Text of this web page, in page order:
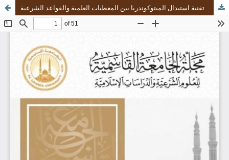
تقنية استبدال الميتوكوندريا بين المعطيات العلمية والقواعد الشرعية